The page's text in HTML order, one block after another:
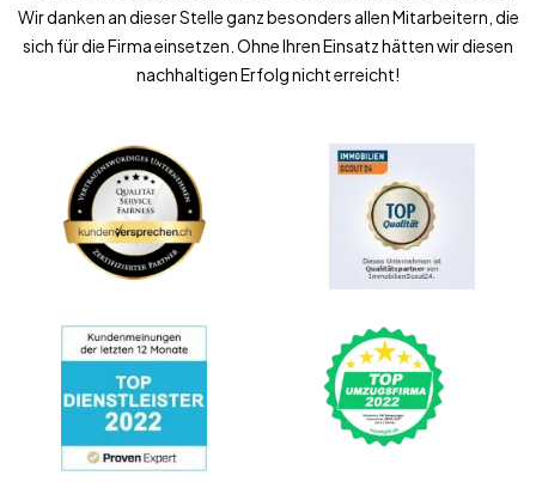
Wir danken an dieser Stelle ganz besonders allen Mitarbeitern, die
sich für die Firma einsetzen. Ohne Ihren Einsatz hätten wir diesen
nachhaltigen Erfolg nicht erreicht!